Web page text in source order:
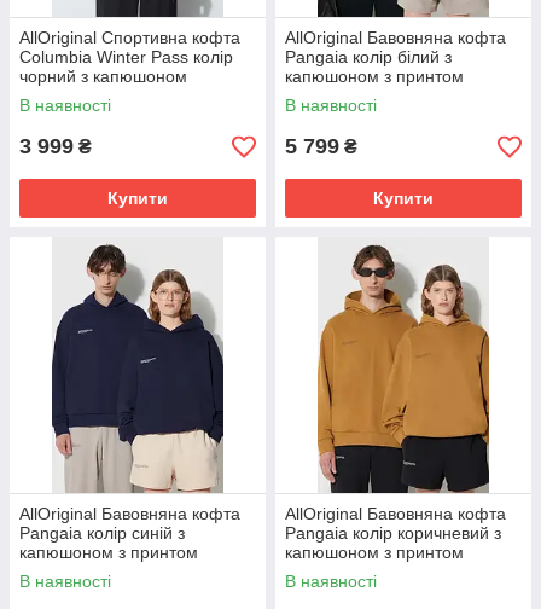
AllOriginal Спортивна кофта
Columbia Winter Pass колір
чорний з капюшоном
візерунок розмір: XS, S
В наявності
3 999 ₴
Купити
AllOriginal Бавовняна кофта
Pangaia колір білий з
капюшоном з принтом
розмір: M, L
В наявності
5 799 ₴
Купити
AllOriginal Бавовняна кофта
Pangaia колір синій з
капюшоном з принтом
розмір: L
В наявності
AllOriginal Бавовняна кофта
Pangaia колір коричневий з
капюшоном з принтом
розмір: M, L
В наявності